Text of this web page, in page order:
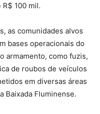
100 mil.
as comunidades alvos
bases operacionais do
armamento, como fuzis,
de roubos de veículos
em diversas áreas
Baixada Fluminense.